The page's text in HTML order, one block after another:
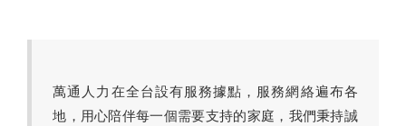
萬通人力在全台設有服務據點，服務網絡遍布各
地，用心陪伴每一個需要支持的家庭，我們秉持誠